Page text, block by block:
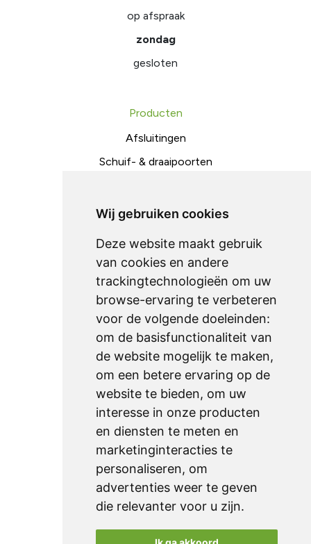
Wij gebruiken cookies
Deze website maakt gebruik
van cookies en andere
trackingtechnologieën om uw
browse-ervaring te verbeteren
voor de volgende doeleinden:
om de basisfunctionaliteit van
de website mogelijk te maken,
om een betere ervaring op de
website te bieden, om uw
interesse in onze producten
en diensten te meten en
marketinginteracties te
personaliseren, om
advertenties weer te geven
die relevanter voor u zijn.
op afspraak
zondag
gesloten
Producten
Afsluitingen
Schuif- & draaipoorten
Metaalconstructies
Ondersteuning
onderhoud
downloads
technische fiches
Sitemap
home
producten
realisaties
over ons
contact